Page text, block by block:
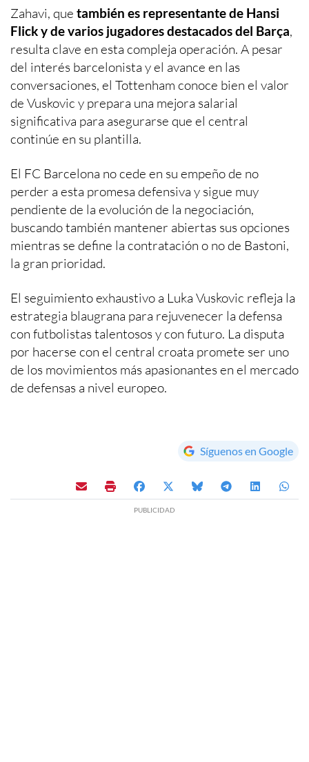
Zahavi, que también es representante de Hansi
Flick y de varios jugadores destacados del Barça,
resulta clave en esta compleja operación. A pesar
del interés barcelonista y el avance en las
conversaciones, el Tottenham conoce bien el valor
de Vuskovic y prepara una mejora salarial
significativa para asegurarse que el central
continúe en su plantilla.
El FC Barcelona no cede en su empeño de no
perder a esta promesa defensiva y sigue muy
pendiente de la evolución de la negociación,
buscando también mantener abiertas sus opciones
mientras se define la contratación o no de Bastoni,
la gran prioridad.
El seguimiento exhaustivo a Luka Vuskovic refleja la
estrategia blaugrana para rejuvenecer la defensa
con futbolistas talentosos y con futuro. La disputa
por hacerse con el central croata promete ser uno
de los movimientos más apasionantes en el mercado
de defensas a nivel europeo.
Síguenos en Google